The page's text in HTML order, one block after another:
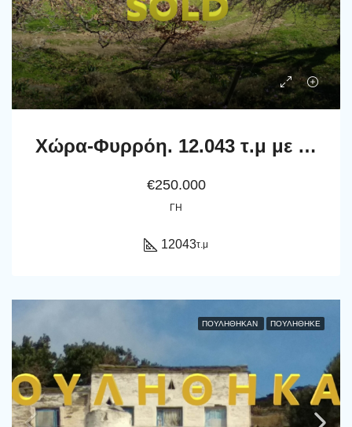
Χώρα-Φυρρόη. 12.043 τ.μ με πηγάδι & γεώτρηση.
€250.000
ΓΗ
12043τ.μ
ΠΟΥΛΉΘΗΚΑΝ ΠΟΥΛΗΘΗΚΕ